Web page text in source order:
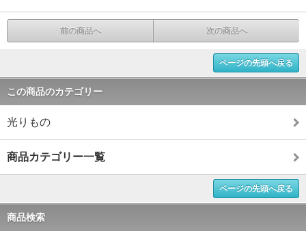
前の商品へ 次の商品へ
ページの先頭へ戻る
この商品のカテゴリー
光りもの
商品カテゴリー一覧
ページの先頭へ戻る
商品検索